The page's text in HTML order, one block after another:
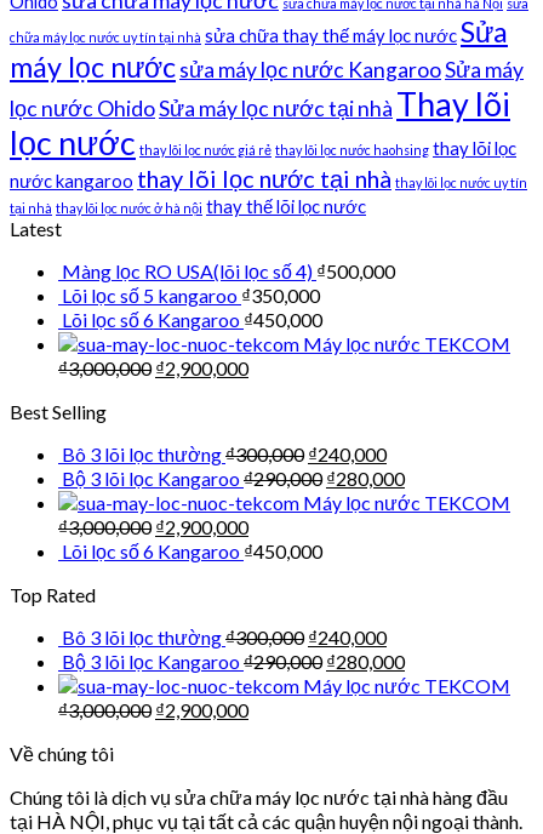
chữa máy lọc nước uy tín tại nhà sửa chữa thay thế máy lọc nướcSửa
máy lọc nướcsửa máy lọc nước KangarooSửa máy
lọc nước OhidoSửa máy lọc nước tại nhà Thay lõi
lọc nước thay lõi lọc nước giá rẻ thay lõi lọc nước haohsing thay lõi lọc
nước kangaroo thay lõi lọc nước tại nhà thay lõi lọc nước uy tín
tại nhà thay lõi lọc nước ở hà nội thay thế lõi lọc nước
Latest
Màng lọc RO USA(lõi lọc số 4) ₫500,000
Lõi lọc số 5 kangaroo ₫350,000
Lõi lọc số 6 Kangaroo ₫450,000
Máy lọc nước TEKCOM
₫3,000,000 ₫2,900,000
Best Selling
Bô 3 lõi lọc thường₫300,000 ₫240,000
Bộ 3 lõi lọc Kangaroo₫290,000 ₫280,000
Máy lọc nước TEKCOM
₫3,000,000 ₫2,900,000
Lõi lọc số 6 Kangaroo ₫450,000
Top Rated
Bô 3 lõi lọc thường₫300,000 ₫240,000
Bộ 3 lõi lọc Kangaroo₫290,000 ₫280,000
Máy lọc nước TEKCOM
₫3,000,000 ₫2,900,000
Về chúng tôi
Chúng tôi là dịch vụ sửa chữa máy lọc nước tại nhà hàng đầu
tại HÀ NỘI, phục vụ tại tất cả các quận huyện nội ngoại thành.